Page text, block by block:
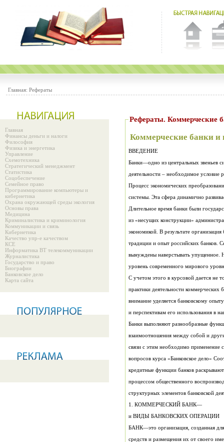
Главная: Рефераты
Главная
Финансы деньги и налоги
Философия
Физика и энергетика
Управление
Схемотехника
Стратегический менеджмент
Статистика
Соцобеспечение
Семейное право
Программирование компьютеры и
кибернетика
Охрана окружающей среды экология
Основы права
Медицина
Криминалистика и криминология
Коммуникации и связь
Кибернетика
Качество упр-е качеством
КСЕ
Информатика ВТ телекоммуникации
Журналистика
Государство и право
Биографии
Банковское дело
Карта сайта
Рефераты. Коммерческие
Коммерческие банки и
ВВЕДЕНИЕ
Банки—одно из центральных звеньев
деятельности – необходимое условие
Процесс экономических
системы. Эта сфера динамично
Длительное время банки были
из «несущих конструкции»
экономикой. В результате организация
традиции и опыт российских банков.
вынуждены наверстывать упущенное.
уровень современного мирового
С учетом этого в курсовой дается не
практики деятельности коммерческих
внимание уделяется
и перспективам его использования в
Банки выполняют разнообразные
взаимоотношения между собой и
связи с этим необходимо применение
вопросов курса «Банковское дело»
кредитные функции банков
процессом общественного
структурных элементов банковской
1. КОММЕРЧЕСКИЙ БАНК—
и ВИДЫ БАНКОВСКИХ ОПЕРАЦИИ